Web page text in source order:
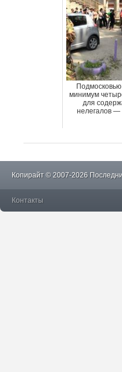
минимум
для
нелегалов
Копирайт © 2007-2026
Контакты